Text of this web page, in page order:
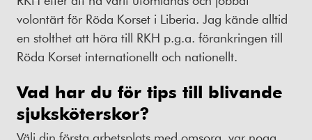
volontärt för Röda Korset i Liberia. Jag kände alltid
en stolthet att höra till RKH p.g.a. förankringen till
Röda Korset internationellt och nationellt.
Vad har du för tips till blivande
sjuksköterskor?